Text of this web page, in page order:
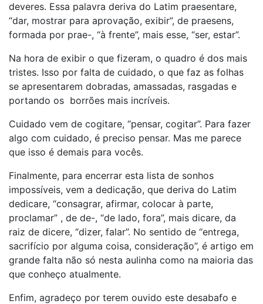
deveres. Essa palavra deriva do Latim praesentare,
“dar, mostrar para aprovação, exibir”, de praesens,
formada por prae-, “à frente”, mais esse, “ser, estar”.
Na hora de exibir o que fizeram, o quadro é dos mais
tristes. Isso por falta de cuidado, o que faz as folhas
se apresentarem dobradas, amassadas, rasgadas e
portando os borrões mais incríveis.
Cuidado vem de cogitare, “pensar, cogitar”. Para fazer
algo com cuidado, é preciso pensar. Mas me parece
que isso é demais para vocês.
Finalmente, para encerrar esta lista de sonhos
impossíveis, vem a dedicação, que deriva do Latim
dedicare, “consagrar, afirmar, colocar à parte,
proclamar” , de de-, “de lado, fora”, mais dicare, da
raiz de dicere, “dizer, falar”. No sentido de “entrega,
sacrifício por alguma coisa, consideração”, é artigo em
grande falta não só nesta aulinha como na maioria das
que conheço atualmente.
Enfim, agradeço por terem ouvido este desabafo e